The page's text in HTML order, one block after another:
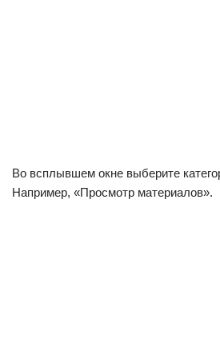
Во всплывшем окне выберите
Например, «Просмотр материалов».